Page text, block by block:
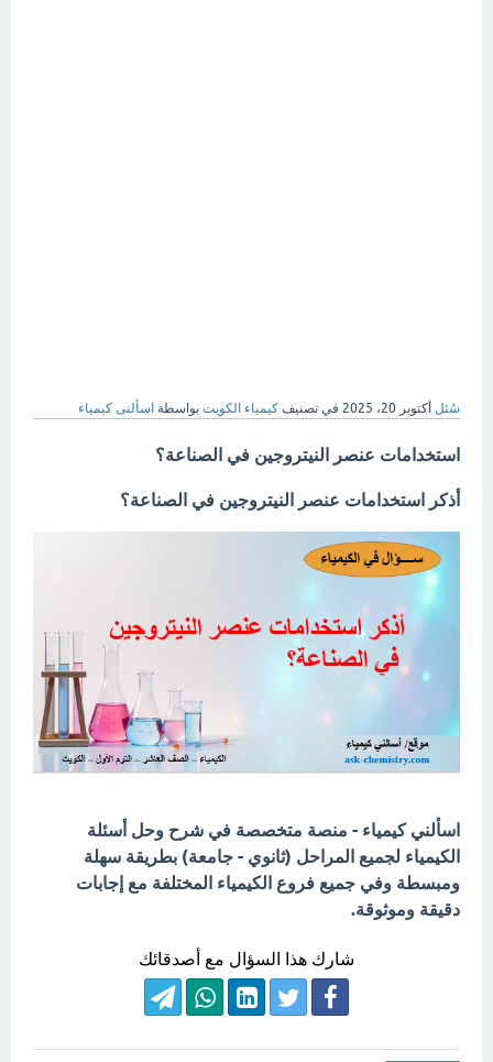
سُئل أكتوبر 20، 2025 في تصنيف كيمياء الكويت بواسطة اسألنى كيمياء
استخدامات عنصر النيتروجين في الصناعة؟
أذكر استخدامات عنصر النيتروجين في الصناعة؟
اسألني كيمياء - منصة متخصصة في شرح وحل أسئلة
الكيمياء لجميع المراحل (ثانوي - جامعة) بطريقة سهلة
ومبسطة وفي جميع فروع الكيمياء المختلفة مع إجابات
دقيقة وموثوقة.
شارك هذا السؤال مع أصدقائك